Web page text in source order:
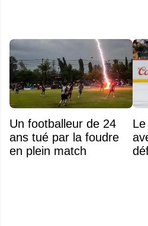
Un footballeur de 24
ans tué par la foudre
en plein match